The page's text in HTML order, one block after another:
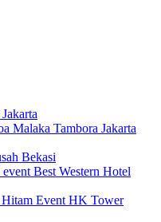
Malaka Tambora Jakarta
Bekasi
Best Western Hotel
Event HK Tower